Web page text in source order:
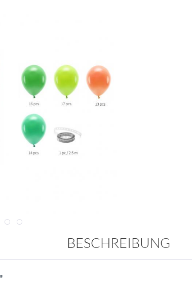
BESCHREIBUNG